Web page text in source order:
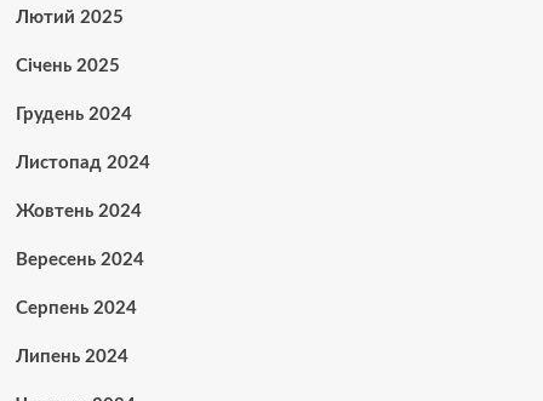
Лютий 2025
Січень 2025
Грудень 2024
Листопад 2024
Жовтень 2024
Вересень 2024
Серпень 2024
Липень 2024